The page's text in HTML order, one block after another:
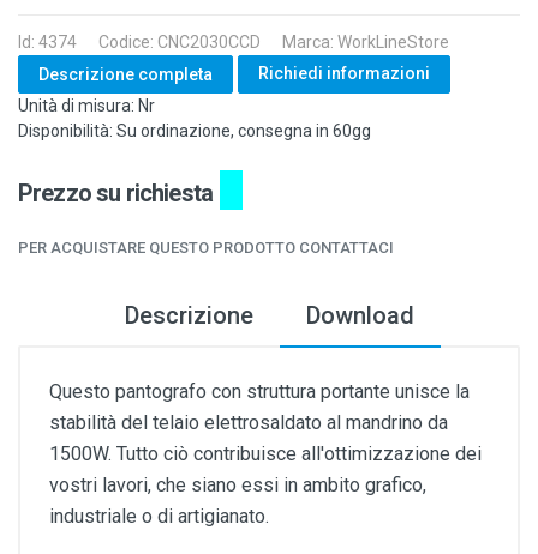
Id: 4374 Codice: CNC2030CCD
Marca: WorkLineStore
Descrizione completa
Richiedi informazioni
Unità di misura: Nr
Disponibilità: Su ordinazione, consegna in 60gg
Prezzo su richiesta
PER ACQUISTARE QUESTO PRODOTTO CONTATTACI
Descrizione Download
Questo pantografo con struttura portante unisce la
stabilità del telaio elettrosaldato al mandrino da
1500W. Tutto ciò contribuisce all'ottimizzazione dei
vostri lavori, che siano essi in ambito grafico,
industriale o di artigianato.